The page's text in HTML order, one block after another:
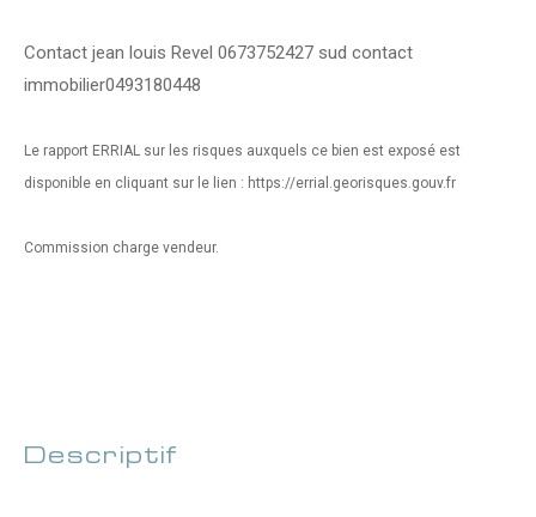
Contact jean louis Revel 0673752427 sud contact
immobilier0493180448
Le rapport ERRIAL sur les risques auxquels ce bien est exposé est
disponible en cliquant sur le lien : https://errial.georisques.gouv.fr
Commission charge vendeur.
descriptif